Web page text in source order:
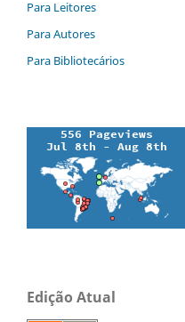
Para Leitores
Para Autores
Para Bibliotecários
Edição Atual